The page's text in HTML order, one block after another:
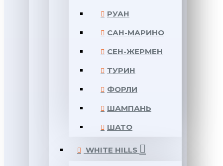
РУАН
САН-МАРИНО
СЕН-ЖЕРМЕН
ТУРИН
ФОРЛИ
ШАМПАНЬ
ШАТО
WHITE HILLS